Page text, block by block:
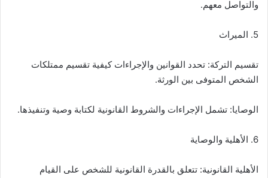
والتواصل معهم.
5. الميراث
تقسيم التركة: تحدد القوانين والإجراءات كيفية تقسيم ممتلكات
الشخص المتوفى بين الورثة.
الوصايا: تشمل الإجراءات والشروط القانونية لكتابة وصية وتنفيذها.
6. الأهلية والوصاية
الأهلية القانونية: تتعلق بالقدرة القانونية للشخص على القيام